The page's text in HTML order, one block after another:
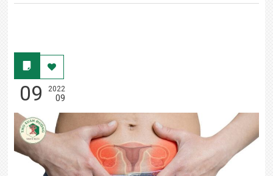
09 2022
09